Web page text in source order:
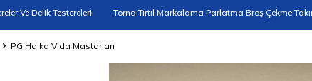
Ve Delik Testereleri Torna Tırtıl Markalama Parlatma Broş Çekme
PG Halka Vida Mastarları